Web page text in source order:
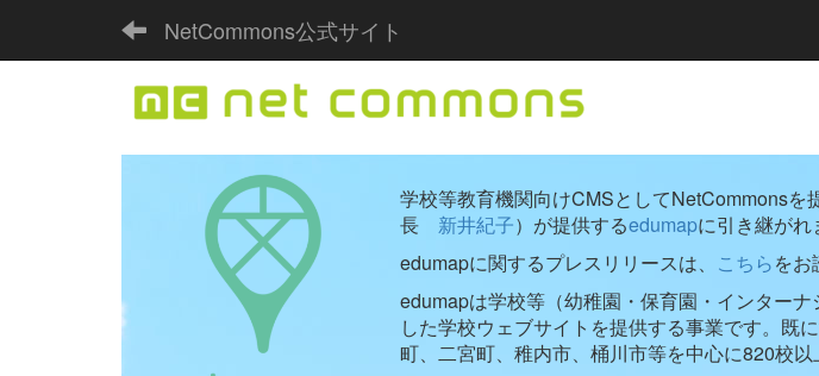
NetCommons公式サイト
学校等教育機関向けCMSとしてNetCommonsを
長 新井紀子）が提供するedumapに引き継がれ
edumapに関するプレスリリースは、 こちらをお
edumapは学校等（幼稚園・保育園・インター
した学校ウェブサイトを提供する事業です。既
町、二宮町、稚内市、桶川市等を中心に820校以